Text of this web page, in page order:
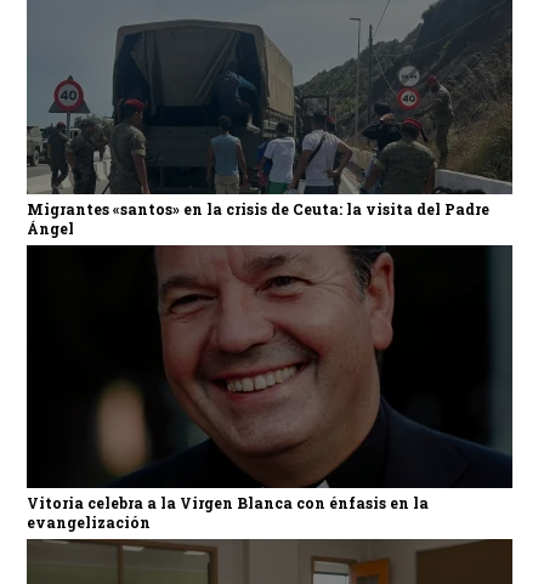
Migrantes «santos» en la crisis de Ceuta: la visita del Padre
Ángel
Vitoria celebra a la Virgen Blanca con énfasis en la
evangelización